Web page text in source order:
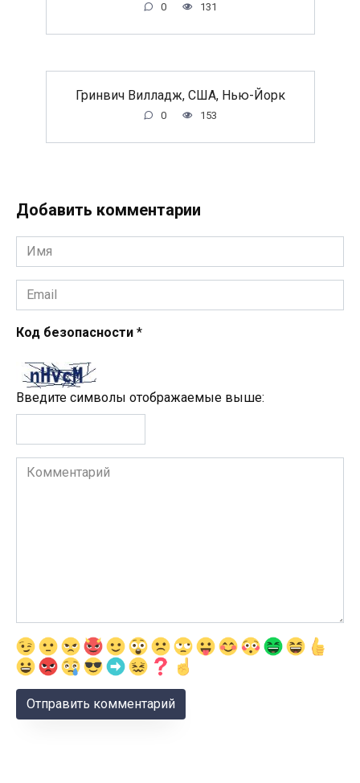
0 131
Гринвич Вилладж, США, Нью-Йорк
0 153
Добавить комментарии
Имя
*
Email
*
Код безопасности *
Введите символы отображаемые выше:
Комментарий